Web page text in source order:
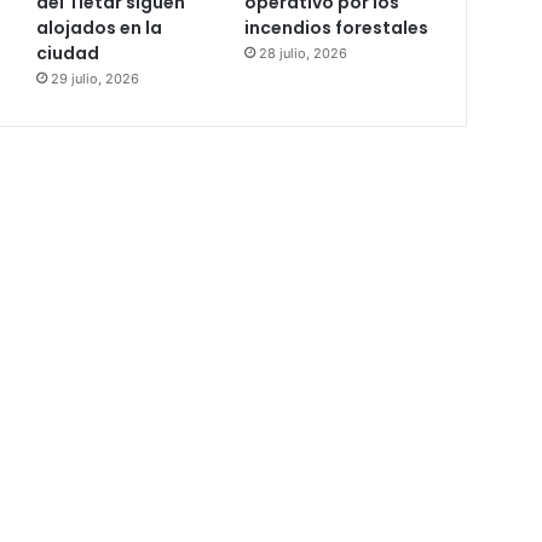
alojados en la
ciudad
29 julio, 2026
incendios forestales
28 julio, 2026